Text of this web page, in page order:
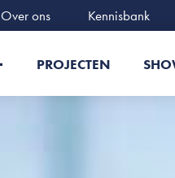
Over ons Kennisbank
PROJECTEN